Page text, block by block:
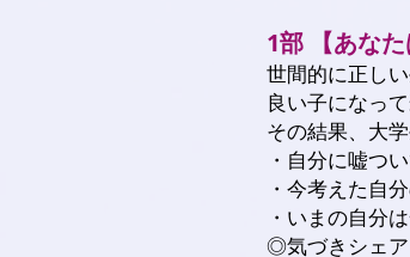
1部 【あなた
世間的に正し
良い子になっ
その結果、大
・自分に嘘つ
・今考えた自
・いまの自分
◎気づきシェア